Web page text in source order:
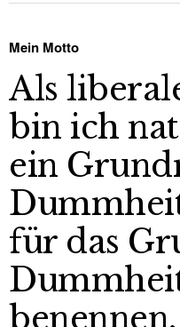
Mein Motto
Als
bin ich
ein
für das
benennen.